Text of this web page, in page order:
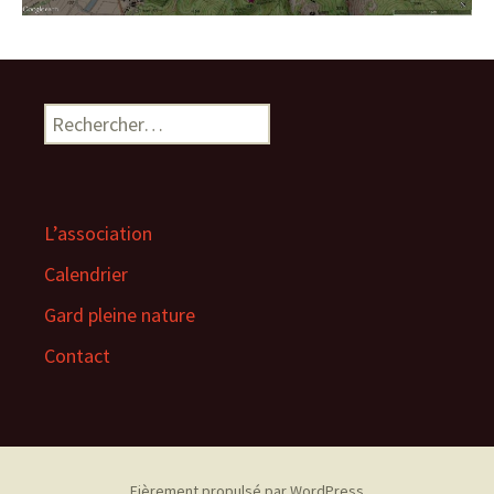
Rechercher :
L’association
Calendrier
Gard pleine nature
Contact